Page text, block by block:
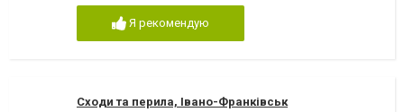
Я рекомендую
Сходи та перила, Івано-Франківськ